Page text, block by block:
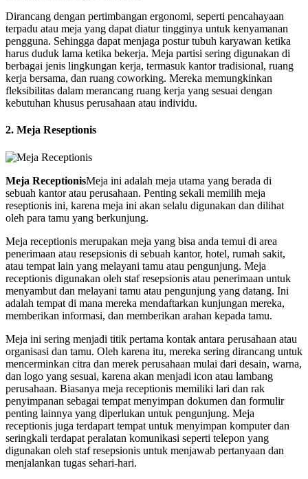
Dirancang dengan pertimbangan ergonomi, seperti pencahayaan
terpadu atau meja yang dapat diatur tingginya untuk kenyamanan
pengguna. Sehingga dapat menjaga postur tubuh karyawan ketika
harus duduk lama ketika bekerja. Meja partisi sering digunakan di
berbagai jenis lingkungan kerja, termasuk kantor tradisional, ruang
kerja bersama, dan ruang coworking. Mereka memungkinkan
fleksibilitas dalam merancang ruang kerja yang sesuai dengan
kebutuhan khusus perusahaan atau individu.
2. Meja Reseptionis
Meja ReceptionisMeja ini adalah meja utama yang berada di
sebuah kantor atau perusahaan. Penting sekali memilih meja
reseptionis ini, karena meja ini akan selalu digunakan dan dilihat
oleh para tamu yang berkunjung.
Meja receptionis merupakan meja yang bisa anda temui di area
penerimaan atau resepsionis di sebuah kantor, hotel, rumah sakit,
atau tempat lain yang melayani tamu atau pengunjung. Meja
receptionis digunakan oleh staf resepsionis atau penerimaan untuk
menyambut dan melayani tamu atau pengunjung yang datang. Ini
adalah tempat di mana mereka mendaftarkan kunjungan mereka,
memberikan informasi, dan memberikan arahan kepada tamu.
Meja ini sering menjadi titik pertama kontak antara perusahaan atau
organisasi dan tamu. Oleh karena itu, mereka sering dirancang untuk
mencerminkan citra dan merek perusahaan mulai dari desain, warna,
dan logo yang sesuai, karena akan menjadi icon atau lambang
perusahaan. Biasanya meja receptionis memiliki lari dan rak
penyimpanan sebagai tempat menyimpan dokumen dan formulir
penting lainnya yang diperlukan untuk pengunjung. Meja
receptionis juga terdapart tempat untuk menyimpan komputer dan
seringkali terdapat peralatan komunikasi seperti telepon yang
digunakan oleh staf resepsionis untuk menjawab pertanyaan dan
menjalankan tugas sehari-hari.